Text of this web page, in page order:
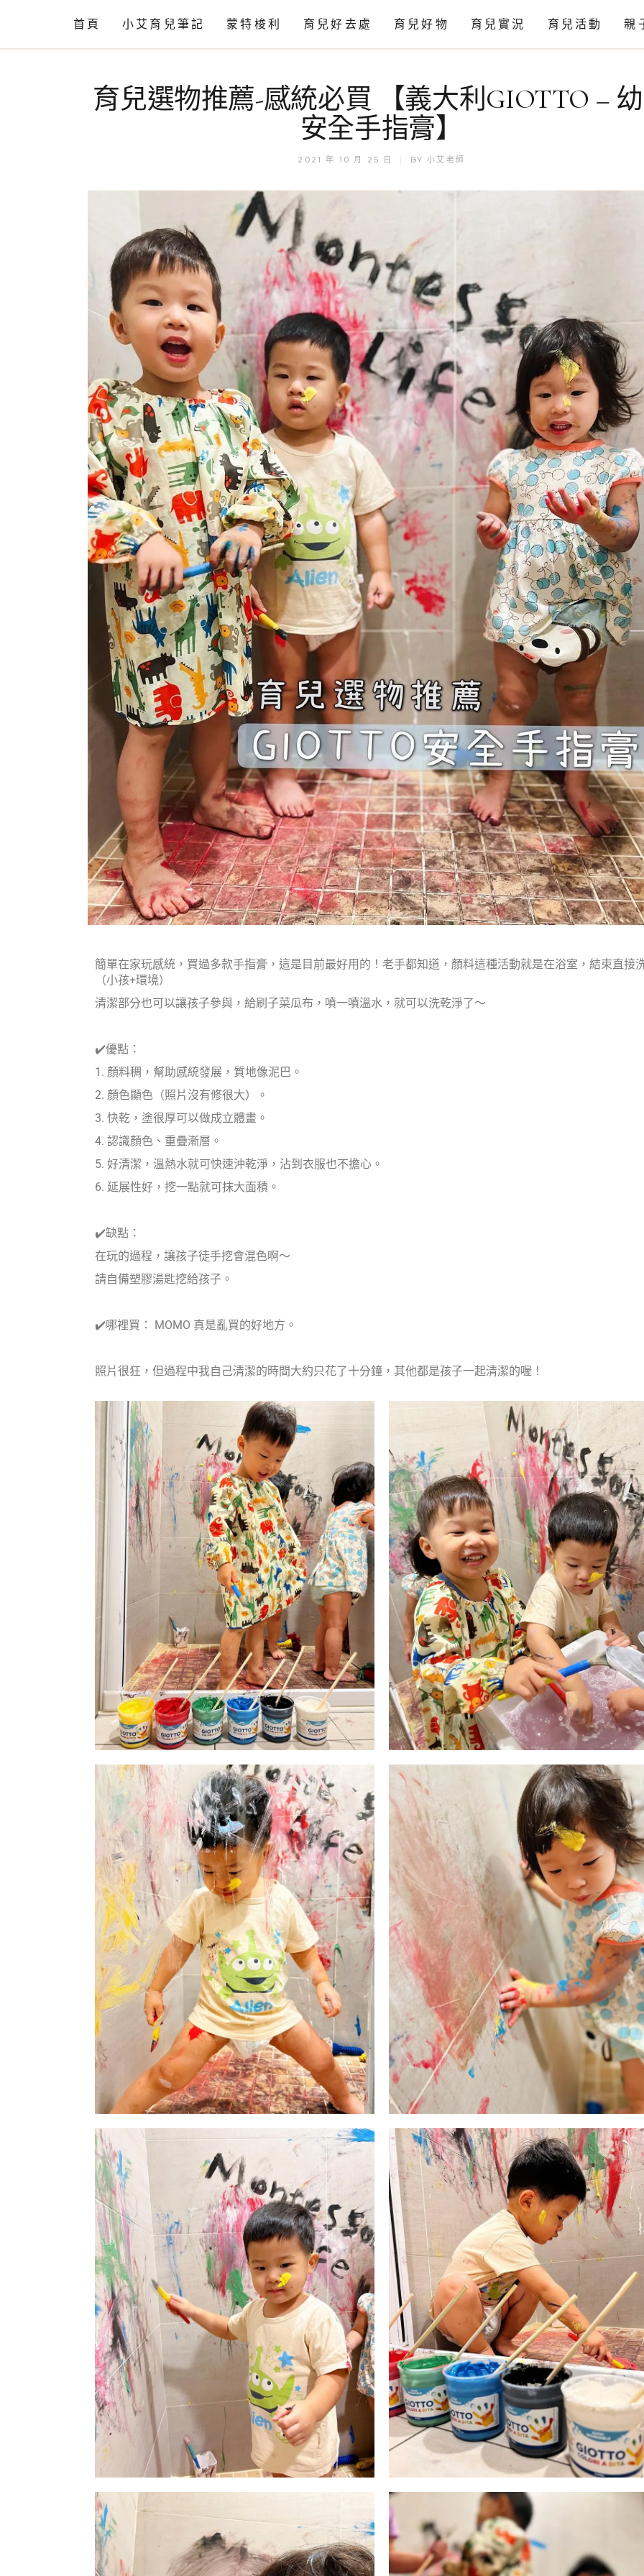
首頁 小艾育兒筆記
語言篇
育兒小技巧
蒙特梭利
相關知識
育兒好去處 育兒好物 育兒實況 育兒活動
科學
親
育兒選物推薦-感統必買 【義大利GIOTTO –
安全手指膏】
2021 年 10 月 25 日 BY 小艾老師
簡單在家玩感統，買過多款手指膏，這是目前最好用的！老手都知道，顏料這種活動就是在浴室，結束直接
（小孩+環境）
清潔部分也可以讓孩子參與，給刷子菜瓜布，噴一噴溫水，就可以洗乾淨了～
✔️優點：
1. 顏料稠，幫助感統發展，質地像泥巴。
2. 顏色顯色（照片沒有修很大）。
3. 快乾，塗很厚可以做成立體畫。
4. 認識顏色、重疊漸層。
5. 好清潔，溫熱水就可快速沖乾淨，沾到衣服也不擔心。
6. 延展性好，挖一點就可抹大面積。
✔️缺點：
在玩的過程，讓孩子徒手挖會混色啊～
請自備塑膠湯匙挖給孩子。
✔️哪裡買： MOMO 真是亂買的好地方。
照片很狂，但過程中我自己清潔的時間大約只花了十分鐘，其他都是孩子一起清潔的喔！